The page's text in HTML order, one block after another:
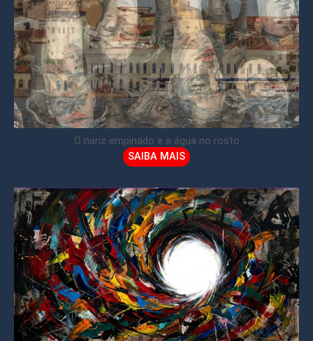
O nariz empinado e a água no rosto
SAIBA MAIS